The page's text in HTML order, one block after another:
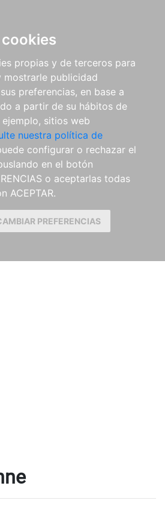
propias y de terceros para
mostrarle publicidad
preferencias, en base a
a partir de su hábitos de
sitios web
nuestra política de
configurar o rechazar el
en el botón
o aceptarlas todas
ACEPTAR.
PREFERENCIAS